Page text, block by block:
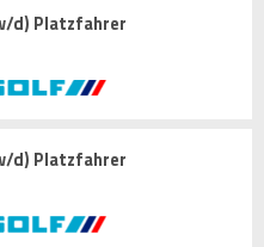
d) Platzfahrer
d) Platzfahrer